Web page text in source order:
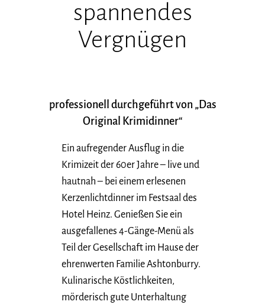
spannendes
Vergnügen
professionell durchgeführt von „Das
Original Krimidinner“
Ein aufregender Ausflug in die
Krimizeit der 60er Jahre – live und
hautnah – bei einem erlesenen
Kerzenlichtdinner im Festsaal des
Hotel Heinz. Genießen Sie ein
ausgefallenes 4-Gänge-Menü als
Teil der Gesellschaft im Hause der
ehrenwerten Familie Ashtonburry.
Kulinarische Köstlichkeiten,
mörderisch gute Unterhaltung